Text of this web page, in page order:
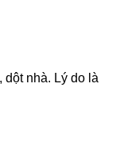
nhà. Lý do là